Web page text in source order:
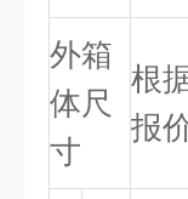
外箱
体尺
寸
根
报